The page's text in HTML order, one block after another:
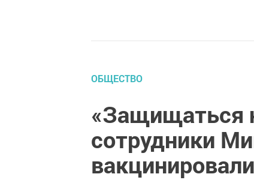
ОБЩЕСТВО
«Защищаться
сотрудники